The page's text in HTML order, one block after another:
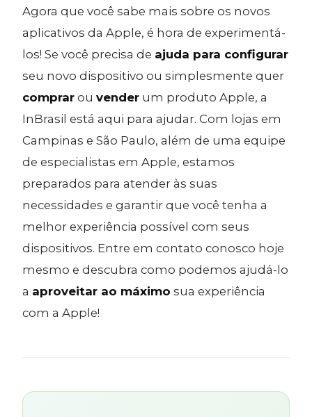
Agora que você sabe mais sobre os novos
aplicativos da Apple, é hora de experimentá-
los! Se você precisa de ajuda para configurar
seu novo dispositivo ou simplesmente quer
comprar ou vender um produto Apple, a
InBrasil está aqui para ajudar. Com lojas em
Campinas e São Paulo, além de uma equipe
de especialistas em Apple, estamos
preparados para atender às suas
necessidades e garantir que você tenha a
melhor experiência possível com seus
dispositivos. Entre em contato conosco hoje
mesmo e descubra como podemos ajudá-lo
a aproveitar ao máximo sua experiência
com a Apple!